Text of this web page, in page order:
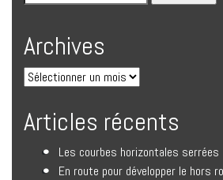
Archives
Articles récents
Les courbes horizontales serrées
En route pour développer le hors